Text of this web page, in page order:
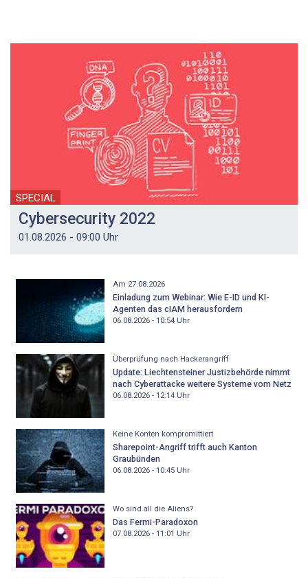
SPECIAL
Cybersecurity 2022
01.08.2026 - 09:00 Uhr
Am 27.08.2026
Einladung zum Webinar: Wie E-ID und KI-
Agenten das cIAM herausfordern
06.08.2026 - 10:54Uhr
Überprüfung nach Hackerangriff
Update: Liechtensteiner Justizbehörde nimmt
nach Cyberattacke weitere Systeme vom Netz
06.08.2026 - 12:14Uhr
Keine Konten kompromittiert
Sharepoint-Angriff trifft auch Kanton
Graubünden
06.08.2026 - 10:45Uhr
Wo sind all die Aliens?
Das Fermi-Paradoxon
07.08.2026 - 11:01 Uhr